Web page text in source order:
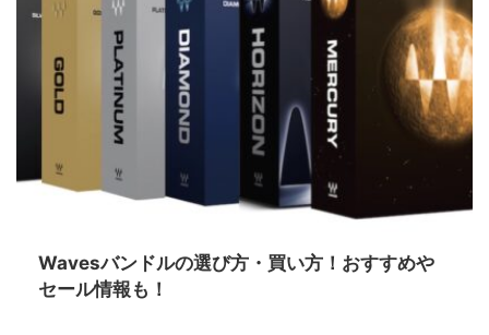
Wavesバンドルの選び方・買い方！おすすめや
セール情報も！